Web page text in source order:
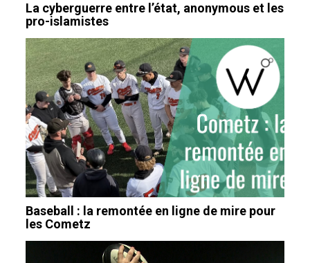
La cyberguerre entre l’état, anonymous et les
pro-islamistes
Baseball : la remontée en ligne de mire pour
les Cometz